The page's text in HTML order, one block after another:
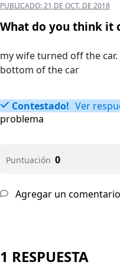
PUBLICADO:21 DE OCT. DE 2018
What do you think it
my wife turned off the
bottom of the car
Contestado! Ver
problema
Puntuación 0
Agregar un comentario
1 RESPUESTA